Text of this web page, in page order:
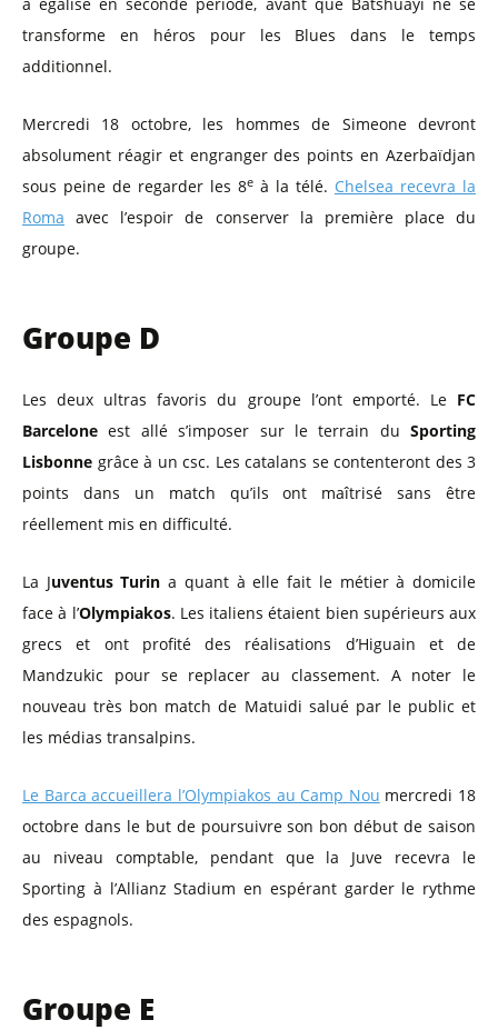
transforme en héros pour les Blues dans le temps
additionnel.
Mercredi 18 octobre, les hommes de Simeone devront
absolument réagir et engranger des points en Azerbaïdjan
sous peine de regarder les 8e à la télé. Chelsea recevra la
Roma avec l’espoir de conserver la première place du
groupe.
Groupe D
Les deux ultras favoris du groupe l’ont emporté. Le FC
Barcelone est allé s’imposer sur le terrain du Sporting
Lisbonne grâce à un csc. Les catalans se contenteront des 3
points dans un match qu’ils ont maîtrisé sans être
réellement mis en difficulté.
La Juventus Turin a quant à elle fait le métier à domicile
face à l’Olympiakos. Les italiens étaient bien supérieurs aux
grecs et ont profité des réalisations d’Higuain et de
Mandzukic pour se replacer au classement. A noter le
nouveau très bon match de Matuidi salué par le public et
les médias transalpins.
Le Barca accueillera l’Olympiakos au Camp Nou mercredi 18
octobre dans le but de poursuivre son bon début de saison
au niveau comptable, pendant que la Juve recevra le
Sporting à l’Allianz Stadium en espérant garder le rythme
des espagnols.
Groupe E